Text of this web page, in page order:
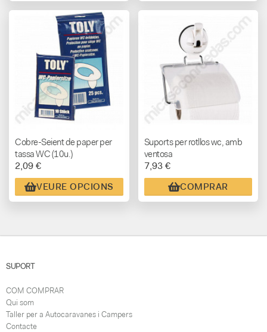
Cobre-Seient de paper per
tassa WC (10u.)
2,09 €
VEURE OPCIONS
Suports per rotllos wc, amb
ventosa
7,93 €
COMPRAR
SUPORT
COM COMPRAR
Qui som
Taller per a Autocaravanes i Campers
Contacte